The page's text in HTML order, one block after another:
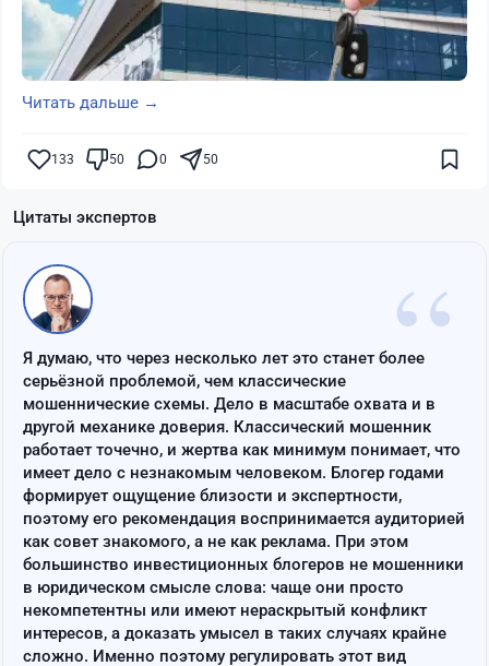
Читать дальше →
133 50 0 50
Цитаты экспертов
“
Я думаю, что через несколько лет это станет более
серьёзной проблемой, чем классические
мошеннические схемы. Дело в масштабе охвата и в
другой механике доверия. Классический мошенник
работает точечно, и жертва как минимум понимает, что
имеет дело с незнакомым человеком. Блогер годами
формирует ощущение близости и экспертности,
поэтому его рекомендация воспринимается аудиторией
как совет знакомого, а не как реклама. При этом
большинство инвестиционных блогеров не мошенники
в юридическом смысле слова: чаще они просто
некомпетентны или имеют нераскрытый конфликт
интересов, а доказать умысел в таких случаях крайне
сложно. Именно поэтому регулировать этот вид